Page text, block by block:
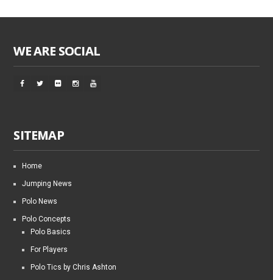
WE ARE SOCIAL
SITEMAP
Home
Jumping News
Polo News
Polo Concepts
Polo Basics
For Players
Polo Tics by Chris Ashton